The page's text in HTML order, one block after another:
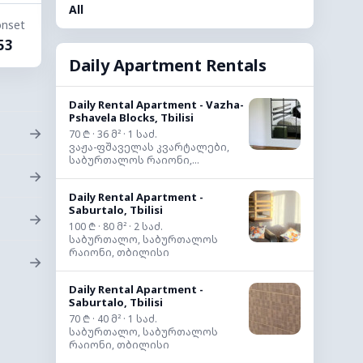
→
→
→
→
All
Daily Apartment Rentals
Daily Rental Apartment - Vazha-
Pshavela Blocks, Tbilisi
70 ₾ · 36 მ² · 1 საძ.
ვაჟა-ფშაველას კვარტალები,
საბურთალოს რაიონი,...
Daily Rental Apartment -
Saburtalo, Tbilisi
100 ₾ · 80 მ² · 2 საძ.
საბურთალო, საბურთალოს
რაიონი, თბილისი
Daily Rental Apartment -
Saburtalo, Tbilisi
70 ₾ · 40 მ² · 1 საძ.
საბურთალო, საბურთალოს
რაიონი, თბილისი